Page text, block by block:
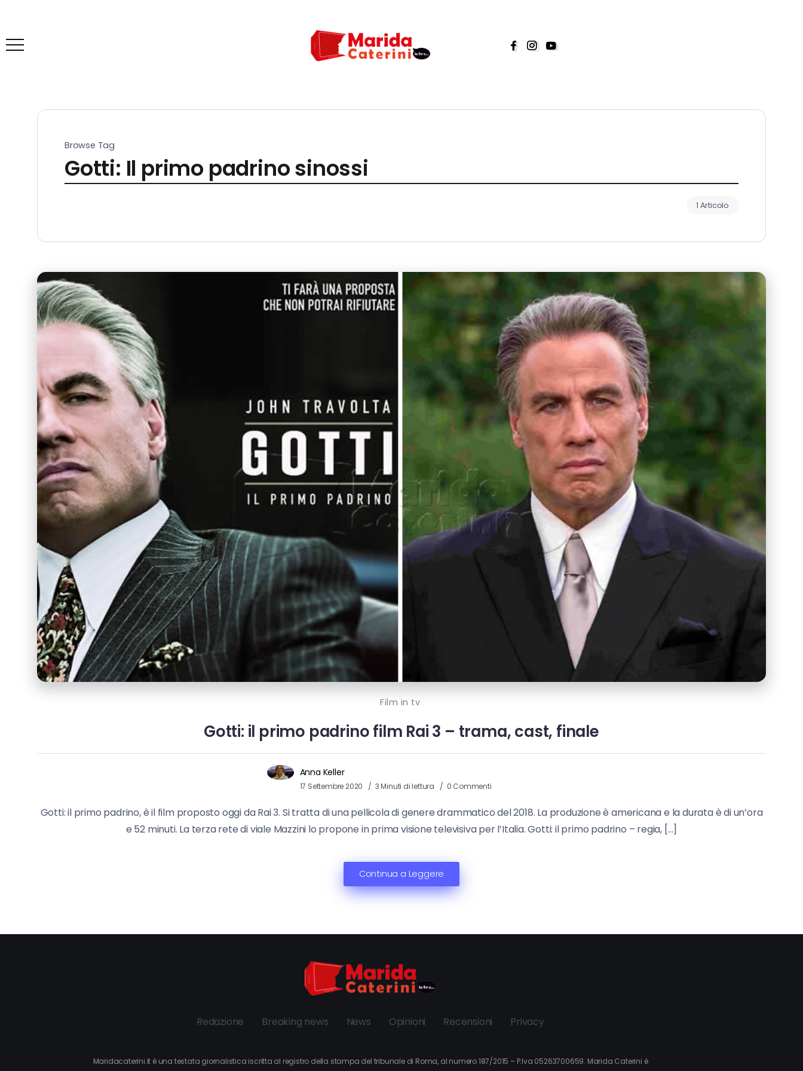
Browse Tag
Gotti: Il primo padrino sinossi
1 Articolo
Film in tv
Gotti: il primo padrino film Rai 3 – trama, cast, finale
Anna Keller
17 Settembre 2020 3 Minuti di lettura 0 Commenti
Gotti: il primo padrino, è il film proposto oggi da Rai 3. Si tratta di una pellicola di genere drammatico del 2018. La produzione è americana e la durata è di un’ora
e 52 minuti. La terza rete di viale Mazzini lo propone in prima visione televisiva per l’Italia. Gotti: il primo padrino – regia, […]
Continua a Leggere
Redazione Breaking news News Opinioni Recensioni Privacy
Maridacaterini.it è una testata giornalistica iscritta al registro della stampa del tribunale di Roma, al numero 187/2015 – P.Iva 05263700659. Marida Caterini è